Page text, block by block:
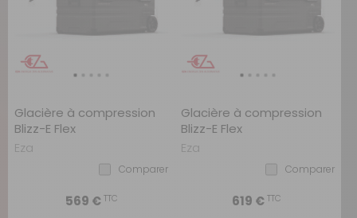
Glacière à compression
Blizz-E Flex
Eza
Comparer
569 €TTC
Glacière à compression
Blizz-E Flex
Eza
Comparer
619 €TTC